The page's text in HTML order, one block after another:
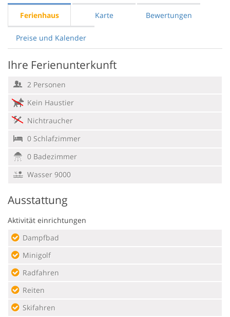
Ferienhaus Karte Bewertungen
Preise und Kalender
Ihre Ferienunterkunft
2 Personen
Kein Haustier
Nichtraucher
0 Schlafzimmer
0 Badezimmer
Wasser 9000
Ausstattung
Aktivität einrichtungen
Dampfbad
Minigolf
Radfahren
Reiten
Skifahren